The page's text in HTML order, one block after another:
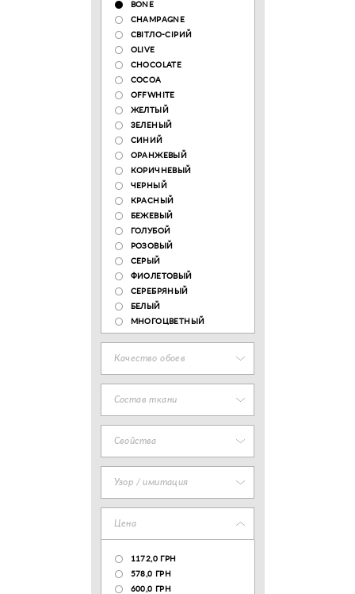
BONE
CHAMPAGNE
СВІТЛО-СІРИЙ
OLIVE
CHOCOLATE
COCOA
OFFWHITE
ЖЕЛТЫЙ
ЗЕЛЕНЫЙ
СИНИЙ
ОРАНЖЕВЫЙ
КОРИЧНЕВЫЙ
ЧЕРНЫЙ
КРАСНЫЙ
БЕЖЕВЫЙ
ГОЛУБОЙ
РОЗОВЫЙ
СЕРЫЙ
ФИОЛЕТОВЫЙ
СЕРЕБРЯНЫЙ
БЕЛЫЙ
МНОГОЦВЕТНЫЙ
Качество обоев
Состав ткани
Свойства
Узор / имитация
Цена
1172,0 ГРН
578,0 ГРН
600,0 ГРН